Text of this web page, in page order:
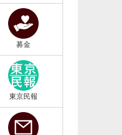
募金
東京民報